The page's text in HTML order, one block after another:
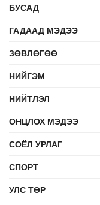
БУСАД
ГАДААД МЭДЭЭ
ЗӨВЛӨГӨӨ
НИЙГЭМ
НИЙТЛЭЛ
ОНЦЛОХ МЭДЭЭ
СОЁЛ УРЛАГ
СПОРТ
УЛС ТӨР